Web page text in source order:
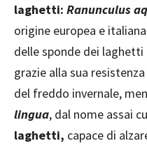
laghetti: Ranunculus
origine europea e
delle sponde dei laghetti
grazie alla sua
del freddo invernale,
lingua, dal nome assai
laghetti, capace di